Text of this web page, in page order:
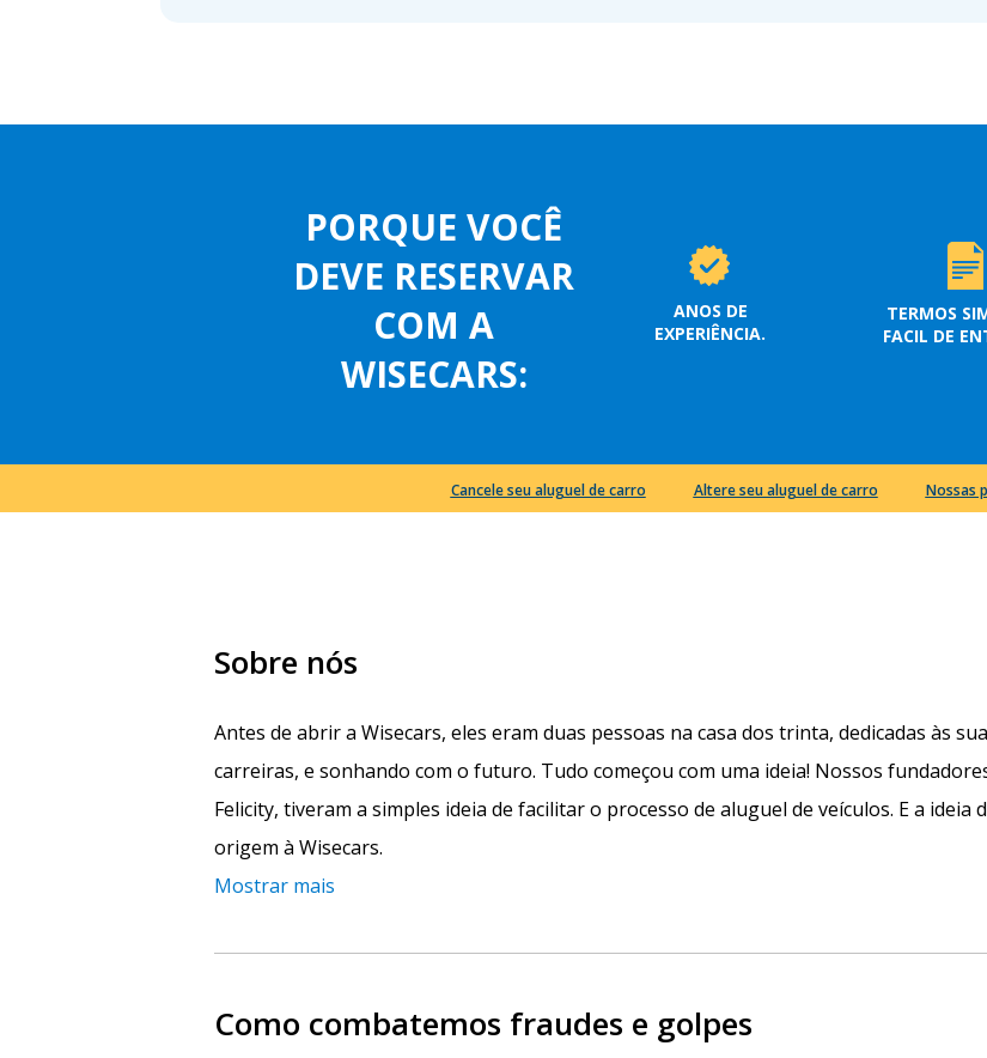
PORQUE VOCÊ
DEVE RESERVAR
COM A
WISECARS:
ANOS DE
EXPERIÊNCIA.
TERMOS
FACIL DE
Cancele seu aluguel de carro Altere seu aluguel de carro Nossas
Sobre nós
Antes de abrir a Wisecars, eles eram duas pessoas na casa dos trinta, dedicadas às
carreiras, e sonhando com o futuro. Tudo começou com uma ideia! Nossos
Felicity, tiveram a simples ideia de facilitar o processo de aluguel de veículos. E a ideia
origem à Wisecars.
Mostrar mais
Como combatemos fraudes e golpes